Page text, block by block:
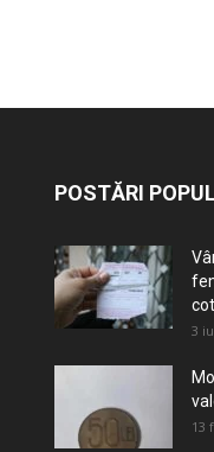
POSTĂRI
3
13